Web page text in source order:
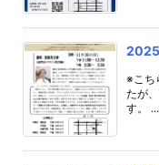
※こち
たが
す。 ...